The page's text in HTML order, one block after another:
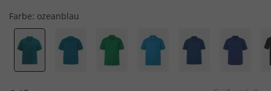
Farbe: ozeanblau